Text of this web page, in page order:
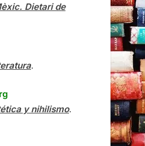
Dietari de
.
y nihilismo.